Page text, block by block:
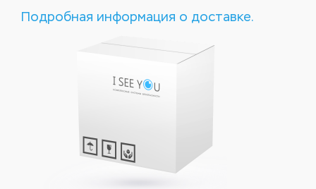
Подробная информация о доставке.